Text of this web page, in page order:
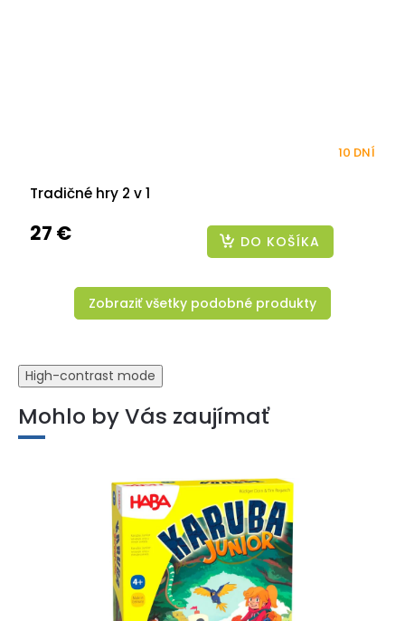
Tradičné hry 2 v 1
10 DNÍ
27 € DO KOŠÍKA
Zobraziť všetky podobné produkty
High-contrast mode
Mohlo by Vás zaujímať